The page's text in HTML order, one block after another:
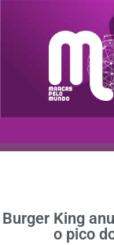
Burger King
o pico